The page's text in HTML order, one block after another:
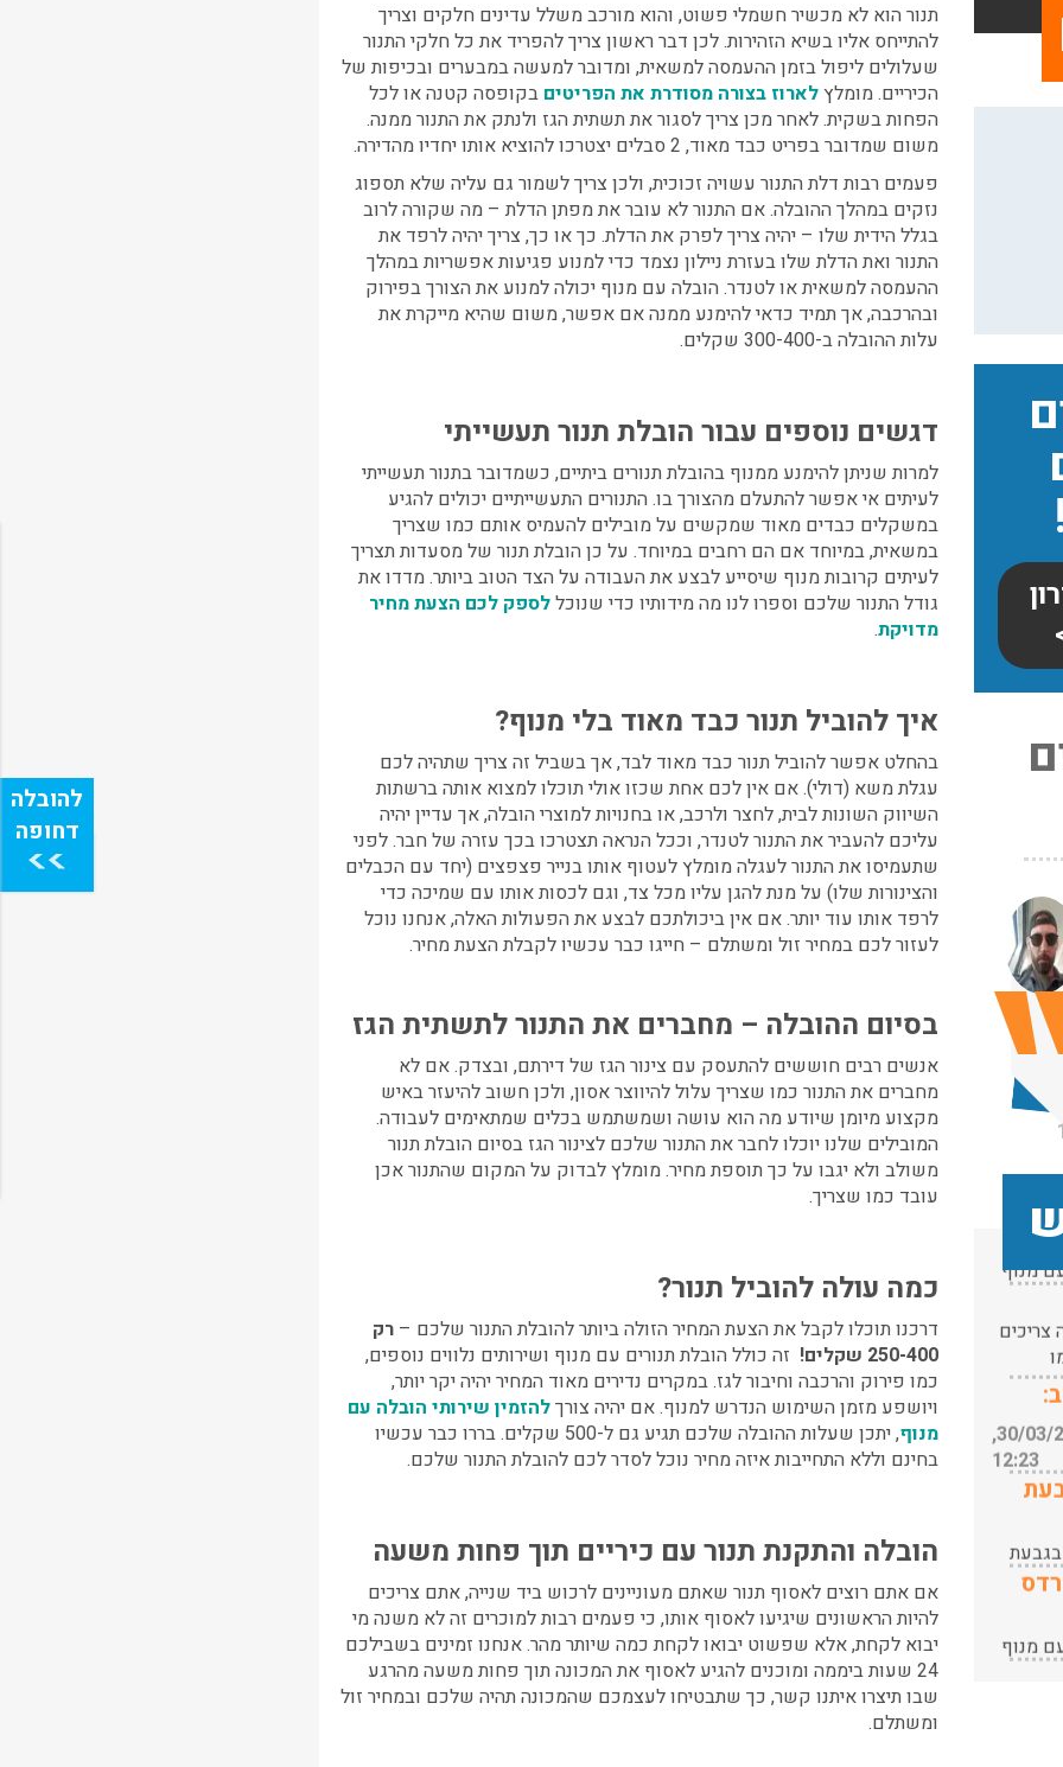
★
★
יואש
ג'אן
12/04/2019
אני ובת זוגתי
חיפשנו מוביל
נתניה בשעות
הערב, אתם
היחידים
שהייתם
זמינים
והמחיר היה
ממש מפתיע,
הבחור שהגיע
הארון בחדר
שינה במחיר
בדיחה.
אריזה
15:42
עודכן לאחרונה: 30/03/2026,
12:23
עם
מנוף
10:42
אריזה
עודכן לאחרונה: 31/05/2026,
15:42
החל
עם
מנוף
תנור הוא לא מכשיר חשמלי פשוט, והוא מורכב משלל עדינים חלקים וצריך
להתייחס אליו בשיא הזהירות. לכן דבר ראשון צריך להפריד את כל חלקי התנור
שעלולים ליפול בזמן ההעמסה למשאית, ומדובר למעשה במבערים ובכיפות של
הכיריים. מומלץלארוז בצורה מסודרת את הפריטים בקופסה קטנה או לכל
הפחות בשקית. לאחר מכן צריך לסגור את תשתית הגז ולנתק את התנור ממנה.
משום שמדובר בפריט כבד מאוד, 2 סבלים יצטרכו להוציא אותו יחדיו מהדירה.
פעמים רבות דלת התנור עשויה זכוכית, ולכן צריך לשמור גם עליה שלא תספוג
נזקים במהלך ההובלה. אם התנור לא עובר את מפתן הדלת – מה שקורה לרוב
בגלל הידית שלו – יהיה צריך לפרק את הדלת. כך או כך, צריך יהיה לרפד את
התנור ואת הדלת שלו בעזרת ניילון נצמד כדי למנוע פגיעות אפשריות במהלך
ההעמסה למשאית או לטנדר. הובלה עם מנוף יכולה למנוע את הצורך בפירוק
ובהרכבה, אך תמיד כדאי להימנע ממנה אם אפשר, משום שהיא מייקרת את
עלות ההובלה ב-300-400 שקלים.
דגשים נוספים עבור הובלת תנור תעשייתי
למרות שניתן להימנע ממנוף בהובלת תנורים ביתיים, כשמדובר בתנור תעשייתי
לעיתים אי אפשר להתעלם מהצורך בו. התנורים התעשייתיים יכולים להגיע
במשקלים כבדים מאוד שמקשים על מובילים להעמיס אותם כמו שצריך
במשאית, במיוחד אם הם רחבים במיוחד. על כן הובלת תנור של מסעדות תצריך
לעיתים קרובות מנוף שיסייע לבצע את העבודה על הצד הטוב ביותר. מדדו את
גודל התנור שלכם וספרו לנו מה מידותיו כדי שנוכללספק לכם הצעת מחיר
מדויקת.
איך להוביל תנור כבד מאוד בלי מנוף?
בהחלט אפשר להוביל תנור כבד מאוד לבד, אך בשביל זה צריך שתהיה לכם
עגלת משא (דולי). אם אין לכם אחת שכזו אולי תוכלו למצוא אותה ברשתות
השיווק השונות לבית, לחצר ולרכב, או בחנויות למוצרי הובלה, אך עדיין יהיה
עליכם להעביר את התנור לטנדר, וככל הנראה תצטרכו בכך עזרה של חבר. לפני
שתעמיסו את התנור לעגלה מומלץ לעטוף אותו בנייר פצפצים (יחד עם הכבלים
והצינורות שלו) על מנת להגן עליו מכל צד, וגם לכסות אותו עם שמיכה כדי
לרפד אותו עוד יותר. אם אין ביכולתכם לבצע את הפעולות האלה, אנחנו נוכל
לעזור לכם במחיר זול ומשתלם – חייגו כבר עכשיו לקבלת הצעת מחיר.
בסיום ההובלה – מחברים את התנור לתשתית הגז
אנשים רבים חוששים להתעסק עם צינור הגז של דירתם, ובצדק. אם לא
מחברים את התנור כמו שצריך עלול להיווצר אסון, ולכן חשוב להיעזר באיש
מקצוע מיומן שיודע מה הוא עושה ושמשתמש בכלים שמתאימים לעבודה.
המובילים שלנו יוכלו לחבר את התנור שלכם לצינור הגז בסיום הובלת תנור
משולבולא יגבו על כך תוספת מחיר. מומלץ לבדוק על המקום שהתנור אכן
עובד כמו שצריך.
כמה עולה להוביל תנור?
דרכנו תוכלו לקבל את הצעת המחיר הזולה ביותר להובלת התנור שלכם – רק
250-400 שקלים!
זה כולל הובלת תנורים עם מנוף ושירותים נלווים נוספים,
כמו פירוק והרכבה וחיבור לגז. במקרים נדירים מאוד המחיר יהיה יקר יותר,
ויושפע מזמן השימוש הנדרש למנוף. אם יהיה צורךלהזמין שירותי הובלה עם
מנוף
, יתכן שעלות ההובלה שלכם תגיע גם ל-500 שקלים. בררו כבר עכשיו
בחינם וללא התחייבות איזה מחיר נוכל לסדר לכם להובלת התנור שלכם.
הובלה והתקנת תנור עם כיריים תוך פחות משעה
אם אתם רוצים לאסוף תנור שאתם מעוניינים לרכוש ביד שנייה, אתם צריכים
להיות הראשונים שיגיעו לאסוף אותו, כי פעמים רבות למוכרים זה לא משנה מי
יבוא לקחת, אלא שפשוט יבואו לקחת כמה שיותר מהר. אנחנו זמינים בשבילכם
24 שעות ביממה ומוכנים להגיע לאסוף את המכונה תוך פחות משעה מהרגע
שבו תיצרו איתנו קשר, כך שתבטיחו לעצמכם שהמכונה תהיה שלכם ובמחיר זול
ומשתלם.